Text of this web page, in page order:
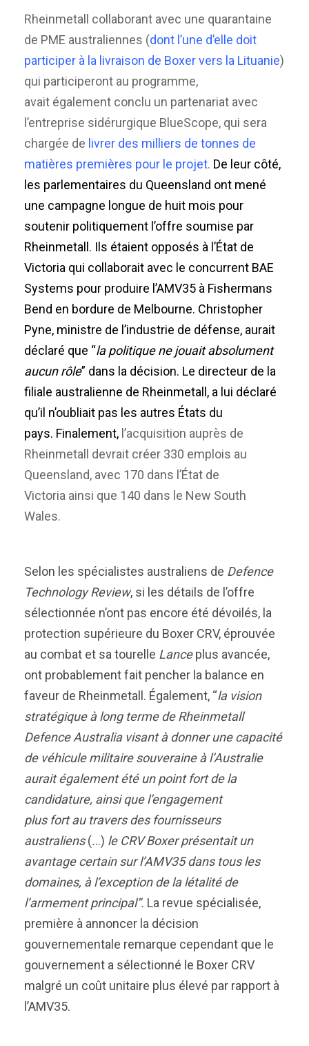
Rheinmetall collaborant avec une quarantaine
de PME australiennes (dont l’une d’elle doit
participer à la livraison de Boxer vers la Lituanie)
qui participeront au programme,
avait également conclu un partenariat avec
l’entreprise sidérurgique BlueScope, qui sera
chargée de livrer des milliers de tonnes de
matières premières pour le projet. De leur côté,
les parlementaires du Queensland ont mené
une campagne longue de huit mois pour
soutenir politiquement l’offre soumise par
Rheinmetall. Ils étaient opposés à l’État de
Victoria qui collaborait avec le concurrent BAE
Systems pour produire l’AMV35 à Fishermans
Bend en bordure de Melbourne. Christopher
Pyne, ministre de l’industrie de défense, aurait
déclaré que “la politique ne jouait absolument
aucun rôle” dans la décision. Le directeur de la
filiale australienne de Rheinmetall, a lui déclaré
qu’il n’oubliait pas les autres États du
pays. Finalement, l’acquisition auprès de
Rheinmetall devrait créer 330 emplois au
Queensland, avec 170 dans l’État de
Victoria ainsi que 140 dans le New South
Wales.
Selon les spécialistes australiens de Defence
Technology Review, si les détails de l’offre
sélectionnée n’ont pas encore été dévoilés, la
protection supérieure du Boxer CRV, éprouvée
au combat et sa tourelle Lanceplus avancée,
ont probablement fait pencher la balance en
faveur de Rheinmetall. Également, “la vision
stratégique à long terme de Rheinmetall
Defence Australia visant à donner une capacité
de véhicule militaire souveraine à l’Australie
aurait également été un point fort de la
candidature, ainsi que l’engagement
plus fort au travers des fournisseurs
australiens(...) le CRV Boxer présentait un
avantage certain sur l’AMV35 dans tous les
domaines, à l’exception de la létalité de
l’armement principal”. La revue spécialisée,
première à annoncer la décision
gouvernementale remarque cependant que le
gouvernement a sélectionné le Boxer CRV
malgré un coût unitaire plus élevé par rapport à
l’AMV35.